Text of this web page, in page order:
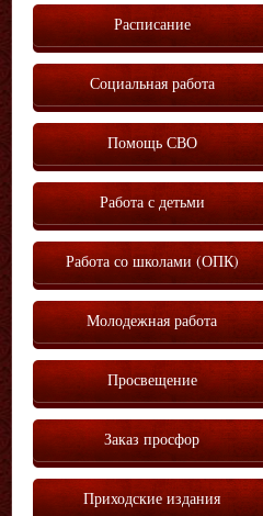
Расписание
Социальная работа
Помощь СВО
Работа с детьми
Работа со школами (ОПК)
Молодежная работа
Просвещение
Заказ просфор
Приходские издания